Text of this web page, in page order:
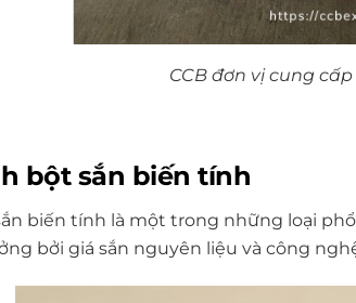
CCB đơn vị cung
bột sắn biến tính
biến tính là một trong những loại
bởi giá sắn nguyên liệu và công